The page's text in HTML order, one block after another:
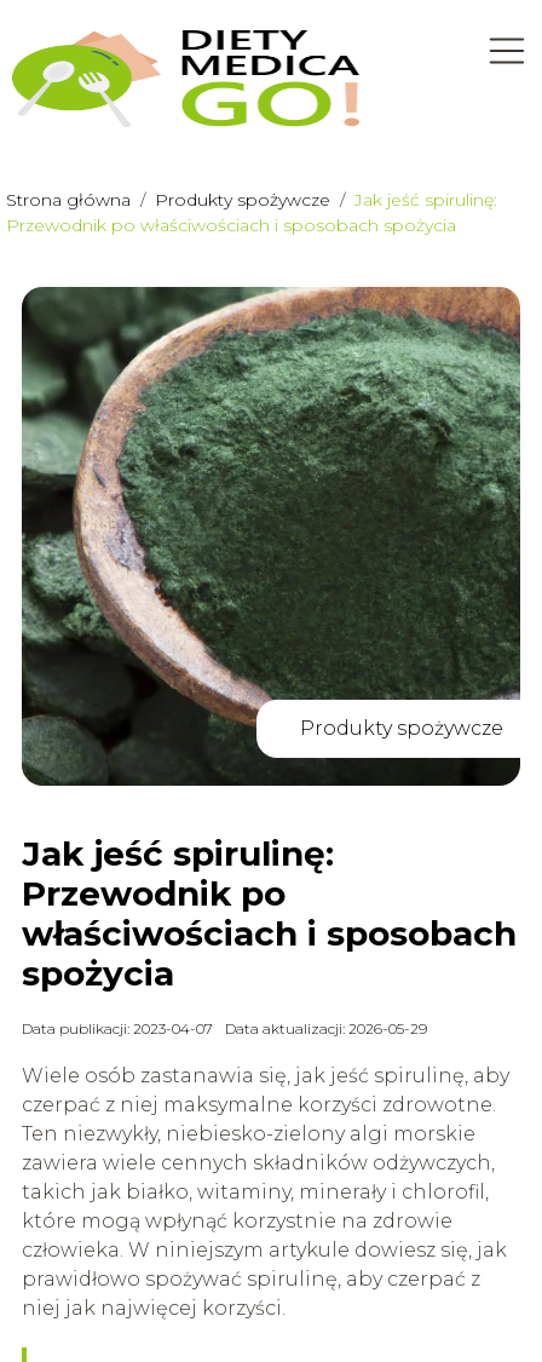
Strona główna / Produkty spożywcze /Jak jeść spirulinę:
Przewodnik po właściwościach i sposobach spożycia
Produkty spożywcze
Jak jeść spirulinę:
Przewodnik po
właściwościach i sposobach
spożycia
Data publikacji: 2023-04-07 Data aktualizacji: 2026-05-29
Wiele osób zastanawia się, jak jeść spirulinę, aby
czerpać z niej maksymalne korzyści zdrowotne.
Ten niezwykły, niebiesko-zielony algi morskie
zawiera wiele cennych składników odżywczych,
takich jak białko, witaminy, minerały i chlorofil,
które mogą wpłynąć korzystnie na zdrowie
człowieka. W niniejszym artykule dowiesz się, jak
prawidłowo spożywać spirulinę, aby czerpać z
niej jak najwięcej korzyści.